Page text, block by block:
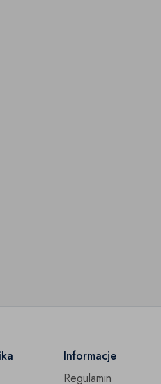
Informacje
Regulamin